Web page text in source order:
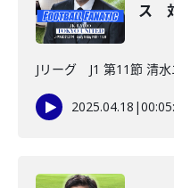
ス
Jリーグ J1 第11節 清
2025.04.18 |